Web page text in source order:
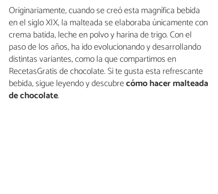
Originariamente, cuando se creó esta magnífica bebida
en el siglo XIX, la malteada se elaboraba únicamente con
crema batida, leche en polvo y harina de trigo. Con el
paso de los años, ha ido evolucionando y desarrollando
distintas variantes, como la que compartimos en
RecetasGratis de chocolate. Si te gusta esta refrescante
bebida, sigue leyendo y descubrecómo hacer malteada
de chocolate.